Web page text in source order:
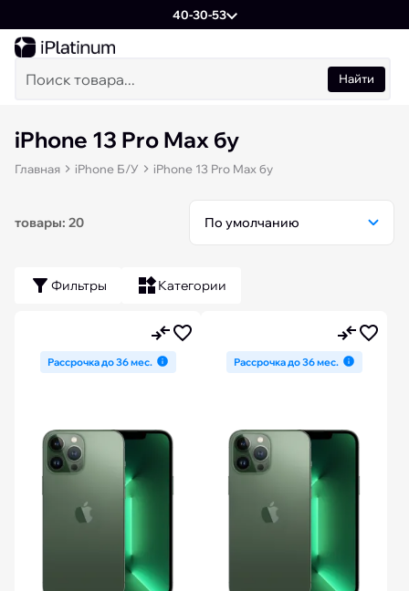
40-30-53
Найти
iPhone 13 Pro Max бу
Главная iPhone Б/У iPhone 13 Pro Max бу
товары: 20
Фильтры Категории
Рассрочка до 36 мес. Рассрочка до 36 мес.